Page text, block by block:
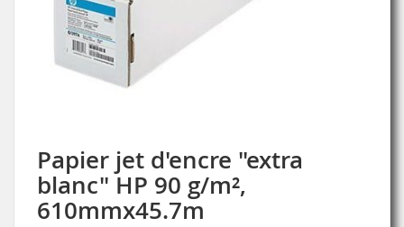
Papier jet d'encre "extra
blanc" HP 90 g/m²,
610mmx45.7m
Skip
to
the
beginning